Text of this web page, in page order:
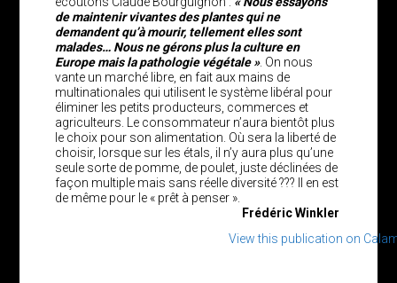
de maintenir vivantes des plantes qui ne
demandent qu’à mourir, tellement elles sont
malades… Nous ne gérons plus la culture en
Europe mais la pathologie végétale ». On nous
vante un marché libre, en fait aux mains de
multinationales qui utilisent le système libéral pour
éliminer les petits producteurs, commerces et
agriculteurs. Le consommateur n’aura bientôt plus
le choix pour son alimentation. Où sera la liberté de
choisir, lorsque sur les étals, il n’y aura plus qu’une
seule sorte de pomme, de poulet, juste déclinées de
façon multiple mais sans réelle diversité ??? Il en est
de même pour le « prêt à penser ».
Frédéric Winkler
View this publication on